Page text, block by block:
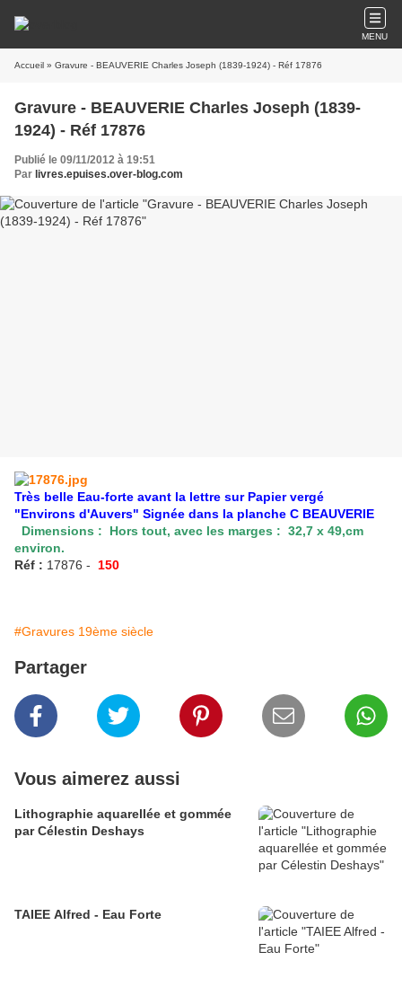
MENU
Accueil » Gravure - BEAUVERIE Charles Joseph (1839-1924) - Réf 17876
Gravure - BEAUVERIE Charles Joseph (1839-
1924) - Réf 17876
Publié le 09/11/2012 à 19:51
Par livres.epuises.over-blog.com
Très belle Eau-forte avant la lettre sur Papier vergé
"Environs d'Auvers" Signée dans la planche C BEAUVERIE
Dimensions : Hors tout, avec les marges : 32,7 x 49,cm
environ.
Réf : 17876 - 150
#Gravures 19ème siècle
Partager
Vous aimerez aussi
Lithographie aquarellée et gommée
par Célestin Deshays
TAIEE Alfred - Eau Forte